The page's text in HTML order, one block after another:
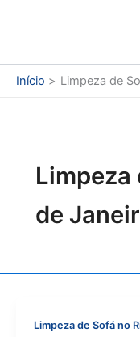
conteúdo
Início
Limpeza de
Limpeza
de
Limpeza de Sofá no